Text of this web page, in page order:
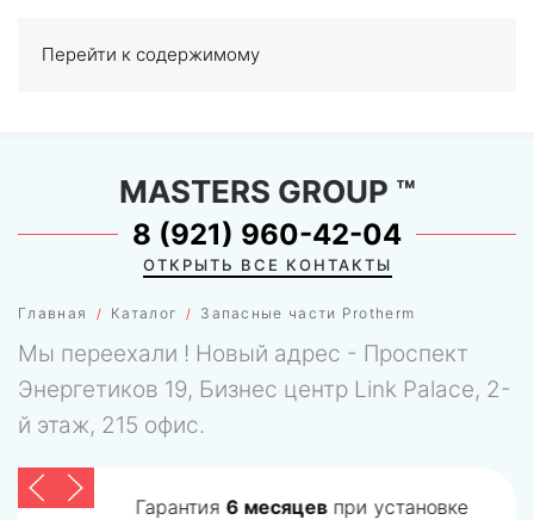
Перейти к содержимому
0
Главная Каталог Запасные части Protherm
MASTERS GROUP ™
8 (921) 960-42-04
ОТКРЫТЬ ВСЕ КОНТАКТЫ
Мы переехали ! Новый адрес - Проспект
Энергетиков 19, Бизнес центр Link Palace, 2-
й этаж, 215 офис.
Гарантия 6 месяцевпри установке